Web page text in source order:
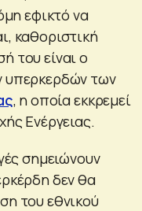
εφικτό να
καθοριστική
του είναι ο
υπερκερδών των
, η οποία εκκρεμεί
Ενέργειας.
σημειώνουν
δεν θα
του εθνικού